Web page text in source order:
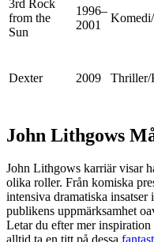
3rd Rock
from the
Sun
1996–
2001
Dexter 2009 Thriller/
John Lithgows
John Lithgows karriär visar
olika roller. Från komiska
intensiva dramatiska
publikens uppmärksamhet
Letar du efter mer